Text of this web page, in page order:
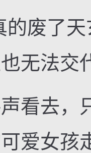
废了天
无法交
去，
爱女孩